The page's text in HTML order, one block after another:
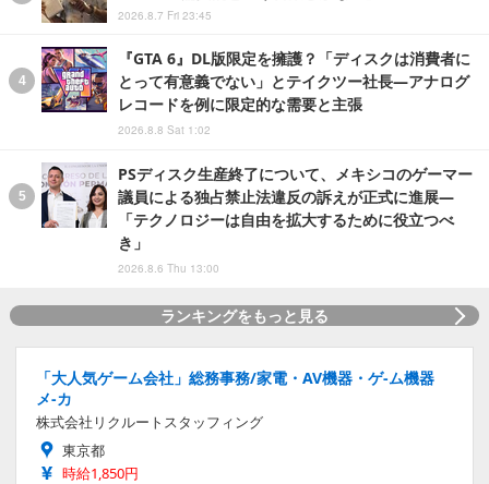
2026.8.7 Fri 23:45
『GTA 6』DL版限定を擁護？「ディスクは消費者に
とって有意義でない」とテイクツー社長―アナログ
レコードを例に限定的な需要と主張
2026.8.8 Sat 1:02
PSディスク生産終了について、メキシコのゲーマー
議員による独占禁止法違反の訴えが正式に進展―
「テクノロジーは自由を拡大するために役立つべ
き」
2026.8.6 Thu 13:00
ランキングをもっと見る
「大人気ゲーム会社」総務事務/家電・AV機器・ゲ-ム機器
メ-カ
株式会社リクルートスタッフィング
東京都
時給1,850円